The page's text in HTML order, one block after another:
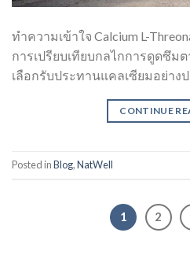
ทำความเข้าใจ Calcium L-
การเปรียบเทียบกลไกการดูดซึม
เลือกรับประทานแคลเซียมอย่าง
CONTINUE
Posted inBlog,NatWell
1 2